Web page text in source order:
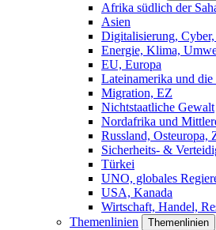
Afrika südlich der
Asien
Digitalisierung,
Energie, Klima,
EU, Europa
Lateinamerika und
Migration, EZ
Nichtstaatliche Gewalt
Nordafrika und
Russland, Osteuropa,
Sicherheits- &
Türkei
UNO, globales
USA, Kanada
Wirtschaft, Handel,
Themenlinien
Themenlinien